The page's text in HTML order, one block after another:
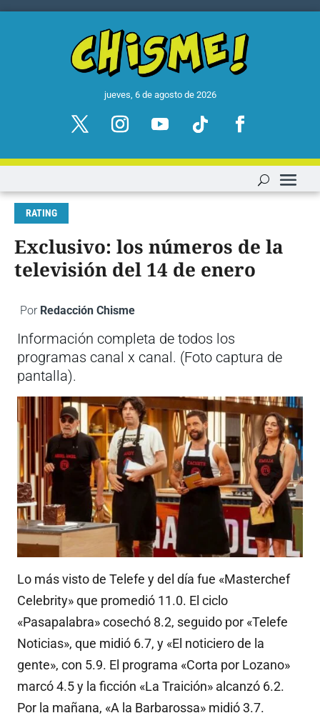
jueves, 6 de agosto de 2026
RATING
Exclusivo: los números de la
televisión del 14 de enero
Por Redacción Chisme
Información completa de todos los
programas canal x canal. (Foto captura de
pantalla).
Lo más visto de Telefe y del día fue «Masterchef
Celebrity» que promedió 11.0. El ciclo
«Pasapalabra» cosechó 8.2, seguido por «Telefe
Noticias», que midió 6.7, y «El noticiero de la
gente», con 5.9. El programa «Corta por Lozano»
marcó 4.5 y la ficción «La Traición» alcanzó 6.2.
Por la mañana, «A la Barbarossa» midió 3.7.